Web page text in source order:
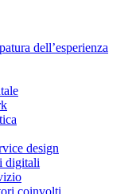
dell’esperienza
design
digitali
coinvolti